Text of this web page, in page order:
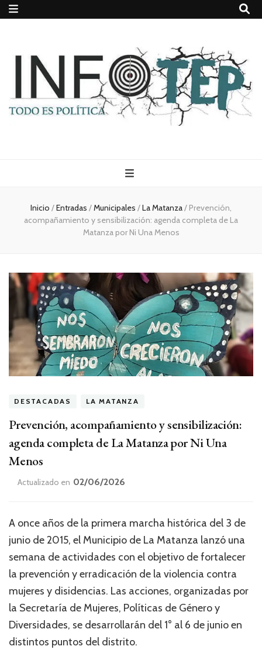
Todo es
(rosca)
política
Inicio /Entradas /Municipales /La Matanza/ Prevención,
acompañamiento y sensibilización: agenda completa de La
Matanza por Ni Una Menos
DESTACADAS LA MATANZA
Prevención, acompañamiento y sensibilización:
agenda completa de La Matanza por Ni Una
Menos
Actualizado en 02/06/2026
A once años de la primera marcha histórica del 3 de
junio de 2015, el Municipio de La Matanza lanzó una
semana de actividades con el objetivo de fortalecer
la prevención y erradicación de la violencia contra
mujeres y disidencias. Las acciones, organizadas por
la Secretaría de Mujeres, Políticas de Género y
Diversidades, se desarrollarán del 1° al 6 de junio en
distintos puntos del distrito.